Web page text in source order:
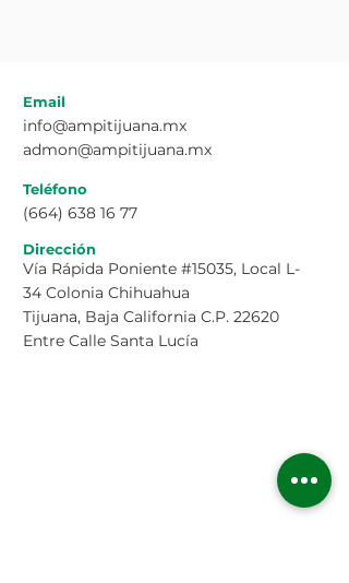
Email
info@ampitijuana.mx
admon@ampitijuana.mx
Teléfono
(664) 638 16 77
Dirección
Vía Rápida Poniente #15035, Local L-
34 Colonia Chihuahua
Tijuana, Baja California C.P. 22620
Entre Calle Santa Lucía